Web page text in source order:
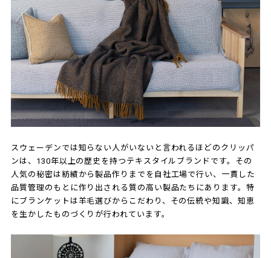
スウェーデンでは知らない人がいないと言われるほどのクリッパ
ンは、130年以上の歴史を持つテキスタイルブランドです。その
人気の秘密は紡績から製品作りまでを自社工場で行い、一貫した
品質管理のもとに作り出される質の高い製品たちにあります。特
にブランケットは羊毛選びからこだわり、その伝統や知識、知恵
を生かしたものづくりが行われています。